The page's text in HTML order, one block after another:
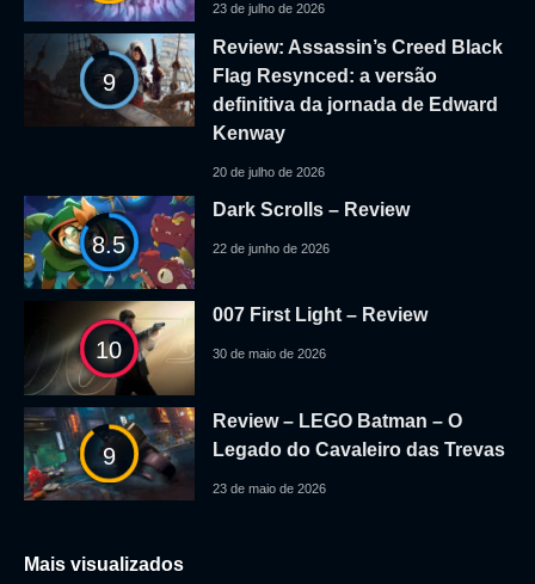
23 de julho de 2026
9
Review: Assassin’s Creed Black
Flag Resynced: a versão
definitiva da jornada de Edward
Kenway
20 de julho de 2026
8.5
Dark Scrolls – Review
22 de junho de 2026
10
007 First Light – Review
30 de maio de 2026
9
Review – LEGO Batman – O
Legado do Cavaleiro das Trevas
23 de maio de 2026
Mais visualizados